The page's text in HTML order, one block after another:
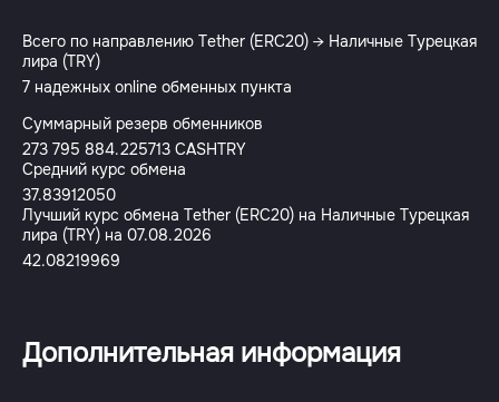
Всего по направлению Tether (ERC20) → Наличные Турецкая
лира (TRY)
7 надежных online обменных пункта
Суммарный резерв обменников
273 795 884.225713 CASHTRY
Средний курс обмена
37.83912050
Лучший курс обмена Tether (ERC20) на Наличные Турецкая
лира (TRY) на 07.08.2026
42.08219969
Дополнительная информация